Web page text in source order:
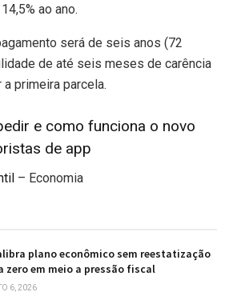
ao ano.
será de seis anos (72
de até seis meses de carência
a primeira parcela.
e como funciona o novo
de app
– Economia
plano econômico sem reestatização
zero em meio a pressão fiscal
6, 2026